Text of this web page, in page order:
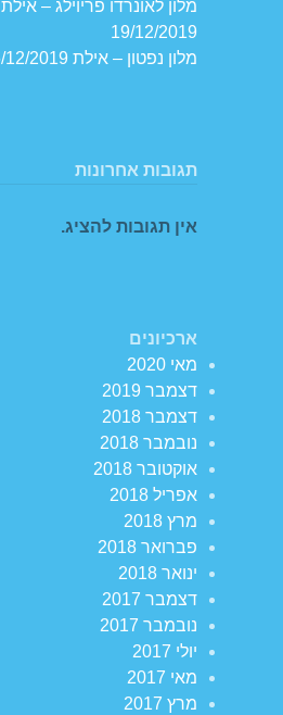
מלון לאונרדו פריוילג – אילת
19/12/2019
מלון נפטון – אילת 06/12/2019
תגובות אחרונות
אין תגובות להציג.
ארכיונים
מאי 2020
דצמבר 2019
דצמבר 2018
נובמבר 2018
אוקטובר 2018
אפריל 2018
מרץ 2018
פברואר 2018
ינואר 2018
דצמבר 2017
נובמבר 2017
יולי 2017
מאי 2017
מרץ 2017